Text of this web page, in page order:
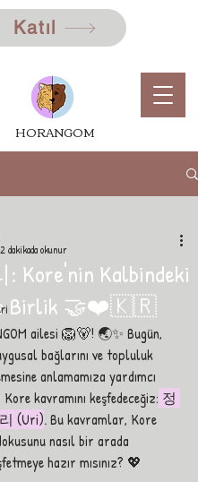
HORANGOM
Katıl
Kore'nin Kalbindeki
ve Birlik 🤝❤️🇰🇷
2 dakikada okunur
ailesi 🦁🐻! 🌏✨ Bugün,
bağlarını ve topluluk
anlamamıza yardımcı
kavramını keşfedeceğiz: 정
(Uri). Bu kavramlar, Kore
nasıl bir arada
hazır mısınız? 💖